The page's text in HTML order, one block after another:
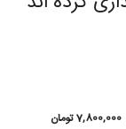
7,800,000تومان